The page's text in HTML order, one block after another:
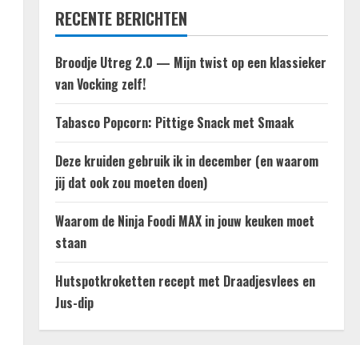
RECENTE BERICHTEN
Broodje Utreg 2.0 — Mijn twist op een klassieker
van Vocking zelf!
Tabasco Popcorn: Pittige Snack met Smaak
Deze kruiden gebruik ik in december (en waarom
jij dat ook zou moeten doen)
Waarom de Ninja Foodi MAX in jouw keuken moet
staan
Hutspotkroketten recept met Draadjesvlees en
Jus-dip